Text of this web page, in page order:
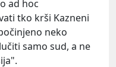
ad hoc
tko krši Kazneni
neko
samo sud, a ne